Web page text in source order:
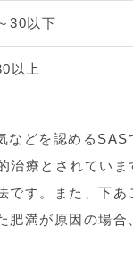
30以下
以上
などを認める
療とされてい
です。また、下
肥満が原因の場